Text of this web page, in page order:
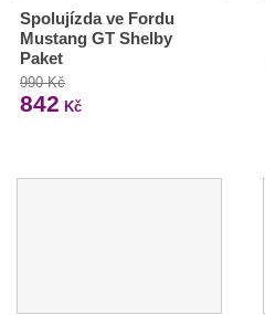
Spolujízda ve Fordu
Mustang GT Shelby
Paket
990 Kč
842 Kč